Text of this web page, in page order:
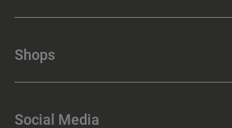
Karriere
Industriemaschinen
Baugeräte
Shops
Werkzeug-Shop
Social Media